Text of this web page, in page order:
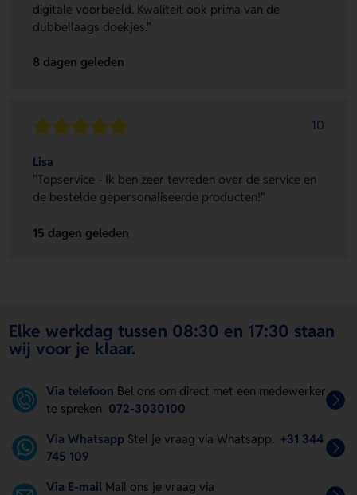
digitale voorbeeld. Kwaliteit ook prima van de
dubbellaags doekjes."
8 dagen geleden
10
Lisa
"Topservice - Ik ben zeer tevreden over de service en
de bestelde gepersonaliseerde producten!"
15 dagen geleden
Elke werkdag tussen 08:30 en 17:30 staan
wij voor je klaar.
Via telefoon Bel ons om direct met een medewerker
te spreken 072-3030100
Via Whatsapp Stel je vraag via Whatsapp. +31 344
745 109
Via E-mail Mail ons je vraag via